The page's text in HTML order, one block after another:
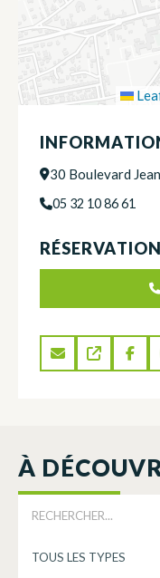
30 Boulevard
05 32 10 86 61
RÉSERVATION
À